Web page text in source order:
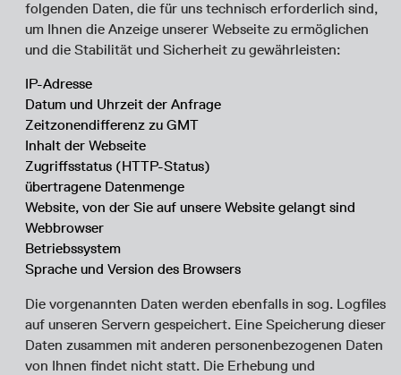
folgenden Daten, die für uns technisch erforderlich sind,
um Ihnen die Anzeige unserer Webseite zu ermöglichen
und die Stabilität und Sicherheit zu gewährleisten:
IP-Adresse
Datum und Uhrzeit der Anfrage
Zeitzonendifferenz zu GMT
Inhalt der Webseite
Zugriffsstatus (HTTP-Status)
übertragene Datenmenge
Website, von der Sie auf unsere Website gelangt sind
Webbrowser
Betriebssystem
Sprache und Version des Browsers
Die vorgenannten Daten werden ebenfalls in sog. Logfiles
auf unseren Servern gespeichert. Eine Speicherung dieser
Daten zusammen mit anderen personenbezogenen Daten
von Ihnen findet nicht statt. Die Erhebung und